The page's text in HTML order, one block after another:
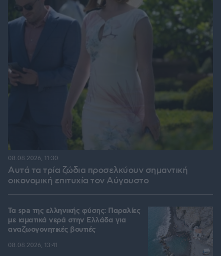
Αυτά τα τρία ζώδια προσελκύουν σημαντική
οικονομική επιτυχία τον Αύγουστο
08.08.2026, 11:30
Τα spa της ελληνικής φύσης: Παραλίες
με ιαματικά νερά στην Ελλάδα για
αναζωογονητικές βουτιές
08.08.2026, 13:41